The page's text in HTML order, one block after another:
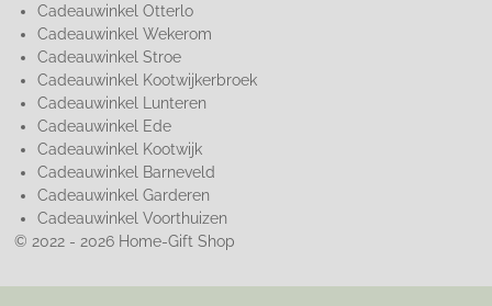
Cadeauwinkel Otterlo
Cadeauwinkel Wekerom
Cadeauwinkel Stroe
Cadeauwinkel Kootwijkerbroek
Cadeauwinkel Lunteren
Cadeauwinkel Ede
Cadeauwinkel Kootwijk
Cadeauwinkel Barneveld
Cadeauwinkel Garderen
Cadeauwinkel Voorthuizen
© 2022 - 2026 Home-Gift Shop